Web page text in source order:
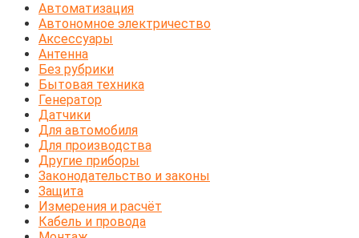
Автоматизация
Автономное электричество
Аксессуары
Антенна
Без рубрики
Бытовая техника
Генератор
Датчики
Для автомобиля
Для производства
Другие приборы
Законодательство и законы
Защита
Измерения и расчёт
Кабель и провода